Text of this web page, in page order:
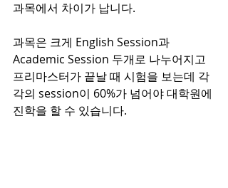
과목에서 차이가 납니다.
과목은 크게 English Session과
Academic Session 두개로 나누어지고
프리마스터가 끝날 때 시험을 보는데 각
각의 session이 60%가 넘어야 대학원에
진학을 할 수 있습니다.